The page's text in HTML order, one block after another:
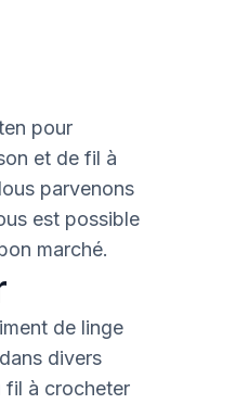
pour
et de fil à
parvenons
est possible
marché.
de linge
divers
fil à crocheter